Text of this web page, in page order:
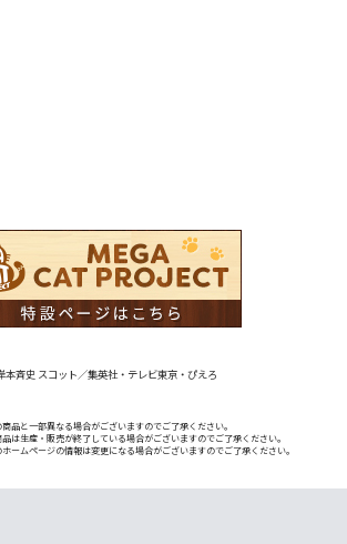
本斉史 スコット／集英社・テレビ東京・ぴえろ
品と一部異なる場合がございますのでご了承ください。
は生産・販売が終了している場合がございますのでご了承ください。
ームページの情報は変更になる場合がございますのでご了承ください。